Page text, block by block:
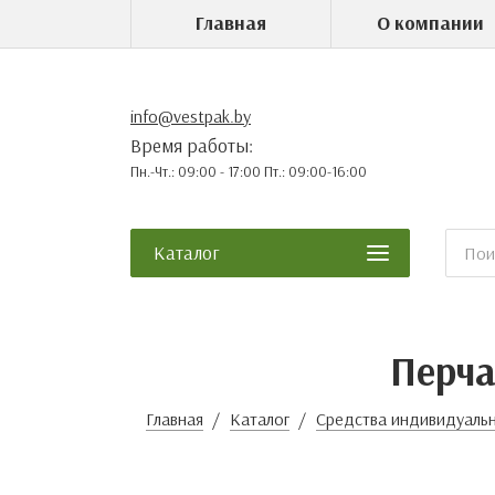
Главная О компании
info@vestpak.by
Время работы:
Пн.-Чт.: 09:00 - 17:00 Пт.: 09:00-16:00
Каталог
Главная Каталог Средства